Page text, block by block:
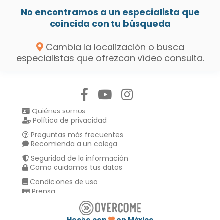
No encontramos a un especialista que
coincida con tu búsqueda
Cambia la localización o busca
especialistas que ofrezcan vídeo consulta.
Quiénes somos
Política de privacidad
Preguntas más frecuentes
Recomienda a un colega
Seguridad de la información
Como cuidamos tus datos
Condiciones de uso
Prensa